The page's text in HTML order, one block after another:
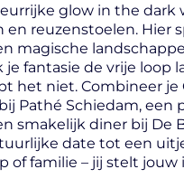
glow in the dark
en reuzenstoelen. Hier
magische
je fantasie de vrije loop
het niet. Combineer
Pathé Schiedam, een
smakelijk diner bij De
date tot een
of familie – jij stelt jouw